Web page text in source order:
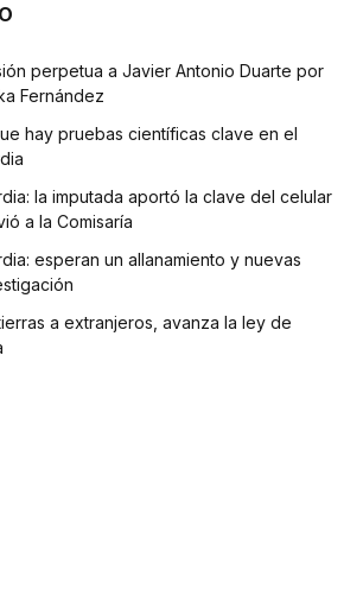
perpetua a Javier Antonio Duarte por
Fernández
hay pruebas científicas clave en el
la imputada aportó la clave del celular
a la Comisaría
esperan un allanamiento y nuevas
a extranjeros, avanza la ley de